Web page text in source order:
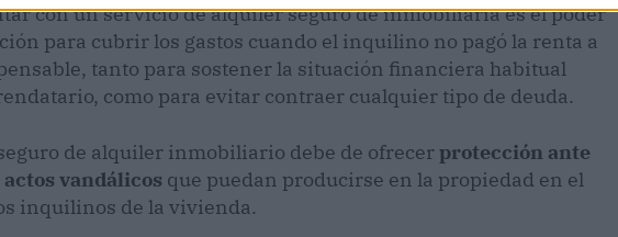
con un servicio de alquiler seguro de inmobiliaria es el poder
para cubrir los gastos cuando el inquilino no pagó la renta a
tanto para sostener la situación financiera habitual
como para evitar contraer cualquier tipo de deuda.
de alquiler inmobiliario debe de ofrecerprotección ante
vandálicos que puedan producirse en la propiedad en el
inquilinos de la vivienda.